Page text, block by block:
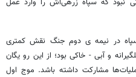
در نیمه ی دوم جنگ نقش کمتری
و آبی - خاکی بود؛ از این رو یگان
مشارکت داشته باشد. موج اول